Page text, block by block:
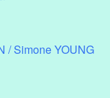
/ Simone YOUNG